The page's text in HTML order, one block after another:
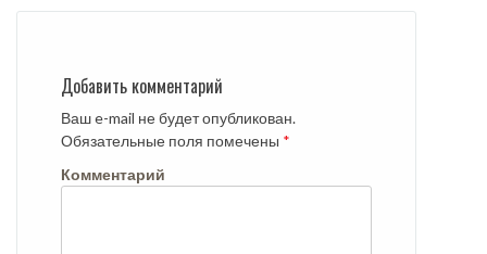
Добавить комментарий
Ваш e-mail не будет опубликован.
Обязательные поля помечены *
Комментарий